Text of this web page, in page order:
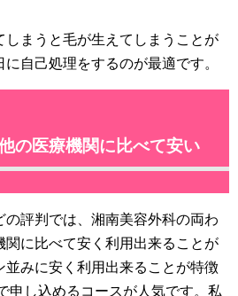
まうと毛が生えてしまうことが
自己処理をするのが最適です。
の医療機関に比べて安い
評判では、湘南美容外科の両わ
関に比べて安く利用出来ることが
並みに安く利用出来ることが特徴
申し込めるコースが人気です。私